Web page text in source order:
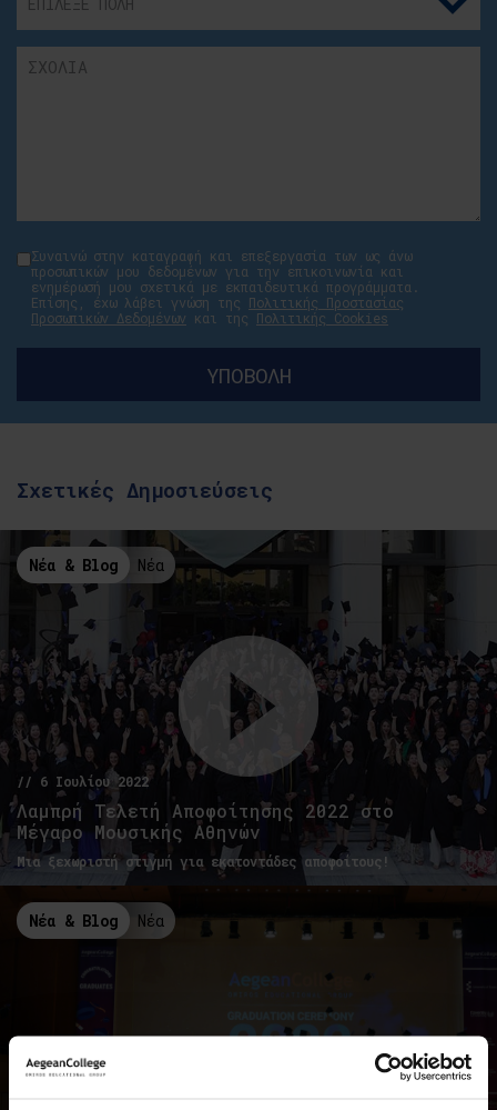
Συναινώ στην καταγραφή και επεξεργασία των ως άνω
προσωπικών μου δεδομένων για την επικοινωνία και
ενημέρωσή μου σχετικά με εκπαιδευτικά προγράμματα.
Επίσης, έχω λάβει γνώση της Πολιτικής Προστασίας
Προσωπικών Δεδομένων και της Πολιτικής Cookies
Σχετικές Δημοσιεύσεις
Νέα & Blog Νέα
// 6 Ιουλίου 2022
Λαμπρή Τελετή Αποφοίτησης 2022 στο
Μέγαρο Μουσικής Αθηνών
Μια ξεχωριστή στιγμή για εκατοντάδες αποφοίτους!
Νέα & Blog Νέα